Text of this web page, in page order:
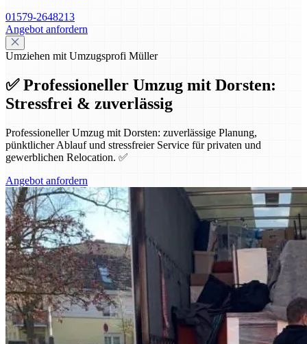
01579-2648213
Angebot anfordern
Umziehen mit Umzugsprofi Müller
✅ Professioneller Umzug mit Dorsten:
Stressfrei & zuverlässig
Professioneller Umzug mit Dorsten: zuverlässige Planung,
pünktlicher Ablauf und stressfreier Service für privaten und
gewerblichen Relocation. ✅
Angebot anfordern